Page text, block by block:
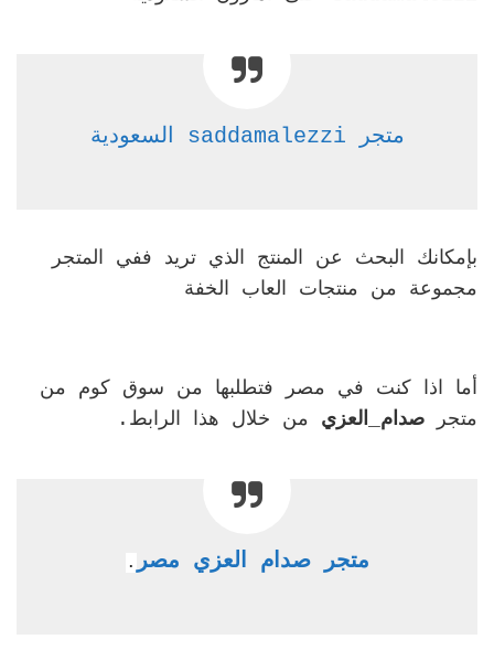
متجر saddamalezzi السعودية
بإمكانك البحث عن المنتج الذي تريد ففي المتجر
مجموعة من منتجات العاب الخفة
أما اذا كنت في مصر فتطلبها من سوق كوم من
متجر صدام_العزي من خلال هذا الرابط.
متجر صدام العزي مصر .